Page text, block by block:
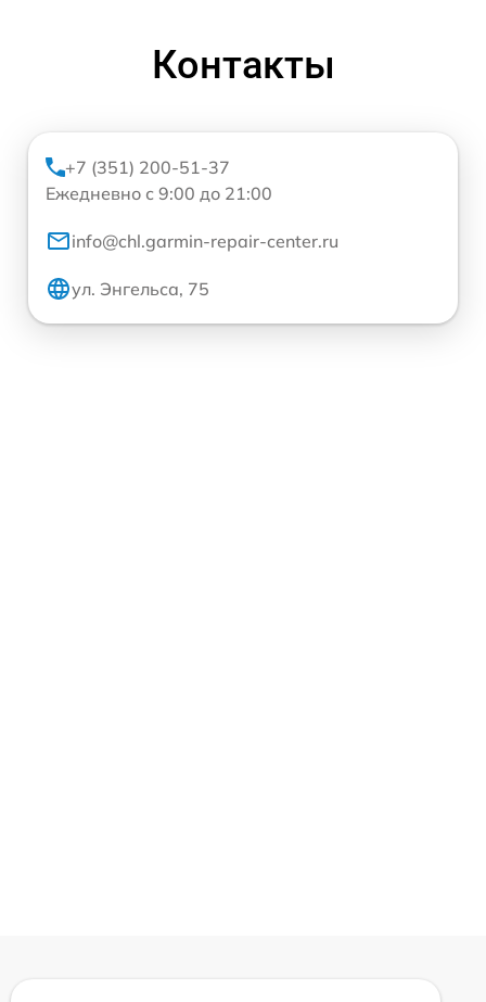
Контакты
+7 (351) 200-51-37
Ежедневно с 9:00 до 21:00
info@chl.garmin-repair-center.ru
ул. Энгельса, 75